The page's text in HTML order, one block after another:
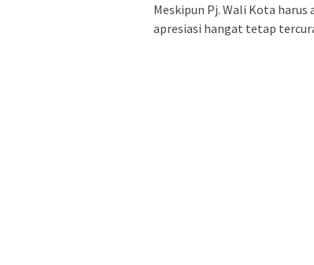
Meskipun Pj. Wali Kota
apresiasi hangat tetap